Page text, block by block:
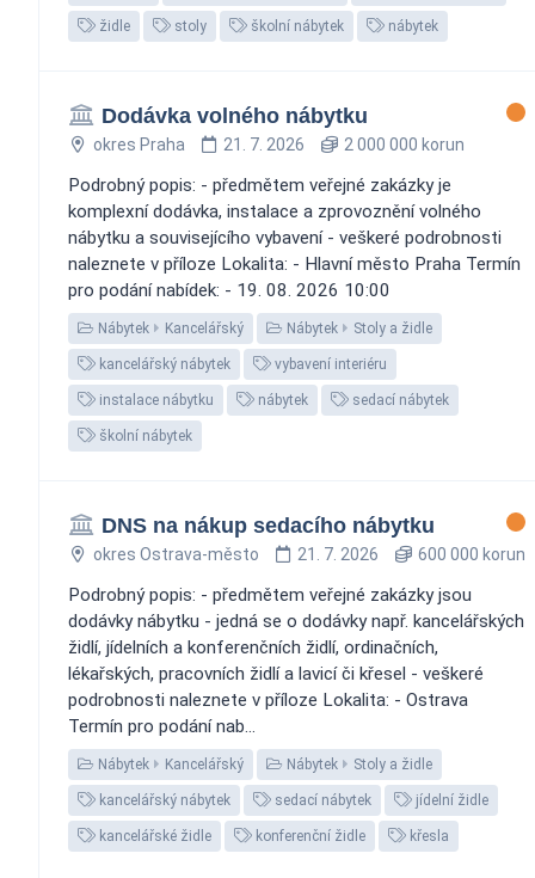
židle stoly školní nábytek nábytek
Dodávka volného nábytku
okres Praha 21. 7. 2026 2 000 000 korun
Podrobný popis: - předmětem veřejné zakázky je
komplexní dodávka, instalace a zprovoznění volného
nábytku a souvisejícího vybavení - veškeré podrobnosti
naleznete v příloze Lokalita: - Hlavní město Praha Termín
pro podání nabídek: - 19. 08. 2026 10:00
Nábytek Kancelářský Nábytek Stoly a židle
kancelářský nábytek vybavení interiéru
instalace nábytku nábytek sedací nábytek
školní nábytek
DNS na nákup sedacího nábytku
okres Ostrava-město 21. 7. 2026 600 000 korun
Podrobný popis: - předmětem veřejné zakázky jsou
dodávky nábytku - jedná se o dodávky např. kancelářských
židlí, jídelních a konferenčních židlí, ordinačních,
lékařských, pracovních židlí a lavicí či křesel - veškeré
podrobnosti naleznete v příloze Lokalita: - Ostrava
Termín pro podání nab...
Nábytek Kancelářský Nábytek Stoly a židle
kancelářský nábytek sedací nábytek jídelní židle
kancelářské židle konferenční židle křesla